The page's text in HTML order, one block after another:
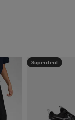
Superdeal